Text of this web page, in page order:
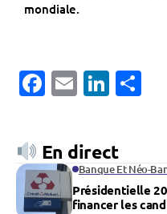
mondiale.
Facebook
Email
En direct
Banque Et Néo-
Présidentielle
financer les